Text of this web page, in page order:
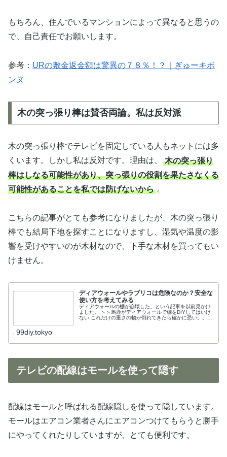
もちろん、住んでいるマンションによって異なると思うの
で、自己責任でお願いします。
参考： URの敷金返金額は驚異の７８％！？｜ぎゅーキボ
ンヌ
木の突っ張り棒は賛否両論。私は反対派
木の突っ張り棒でテレビを固定している人もネットには多
くいます。しかし私は反対です。理由は、
木の突っ張り
棒はしなる可能性があり、突っ張りの役割を果たさなくる
可能性があることを私では防げないから 。
こちらの記事がとても参考になりましたが、木の突っ張り
棒でも結局下地を探すことになりますし、湿気や温度の影
響を受けやすいのが木材なので、下手な木材を買ってもい
けません。
ディアウォールやラブリコは危険なのか？安全な
使い方を考えてみる
ディアウォールの棚が崩壊した。という記事を以前見かけ
ました。 ＞＞馬鹿がディアウォールで棚をDIYしてはいけ
ない これだけの重さの物が倒れてきたら確かに恐い。。。
99diy.tokyo
テレビの配線はモールを使って隠す
配線はモールと呼ばれる配線隠しを使って隠しています。
モールはエアコン業者さんにエアコンつけてもらうと勝手
にやってくれたりしていますが、とても便利です。